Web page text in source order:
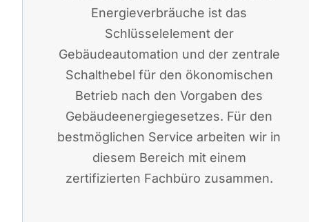
Energieverbräuche ist das
Schlüsselelement der
Gebäudeautomation und der zentrale
Schalthebel für den ökonomischen
Betrieb nach den Vorgaben des
Gebäudeenergiegesetzes. Für den
bestmöglichen Service arbeiten wir in
diesem Bereich mit einem
zertifizierten Fachbüro zusammen.